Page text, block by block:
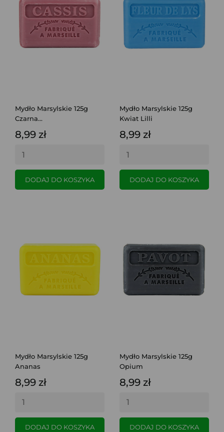
Mydło Marsylskie 125g
Czarna...
8,99 zł
DODAJ DO KOSZYKA
Mydło Marsylskie 125g
Kwiat Lilli
8,99 zł
DODAJ DO KOSZYKA
Mydło Marsylskie 125g
Ananas
8,99 zł
DODAJ DO KOSZYKA
Mydło Marsylskie 125g
Opium
8,99 zł
DODAJ DO KOSZYKA